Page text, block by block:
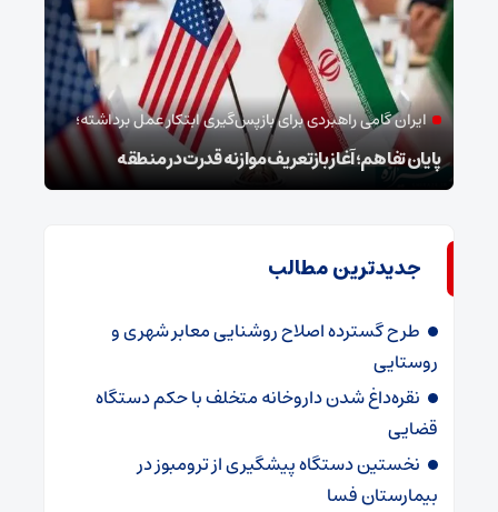
ایران گامی راهبردی برای بازپس‌گیری ابتکار عمل برداشته؛
پایان تفاهم؛ آغاز بازتعریف موازنه قدرت در منطقه
جدیدترین مطالب
طرح گسترده اصلاح روشنایی معابر شهری و
روستایی
نقره‌داغ شدن داروخانه متخلف با حکم دستگاه
قضایی
نخستین دستگاه پیشگیری از ترومبوز در
بیمارستان فسا